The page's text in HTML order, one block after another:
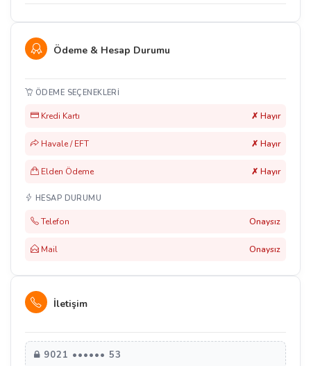
Ödeme & Hesap Durumu
ÖDEME SEÇENEKLERI
Kredi Kartı ✗ Hayır
Havale / EFT ✗ Hayır
Elden Ödeme ✗ Hayır
HESAP DURUMU
Telefon Onaysız
Mail Onaysız
İletişim
9021 •••••• 53